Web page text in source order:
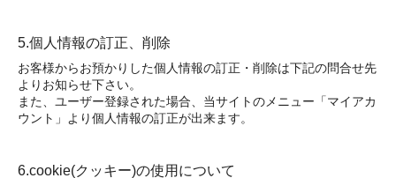
5.個人情報の訂正、削除
お客様からお預かりした個人情報の訂正・削除は下記の問合せ先
よりお知らせ下さい。
また、ユーザー登録された場合、当サイトのメニュー「マイアカ
ウント」より個人情報の訂正が出来ます。
6.cookie(クッキー)の使用について